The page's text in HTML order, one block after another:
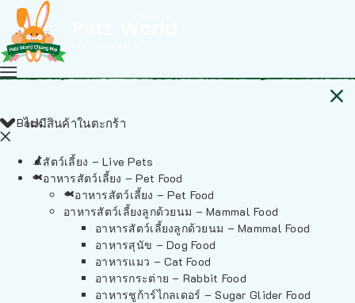
ไม่มีสินค้าในตะกร้า
Back
สัตว์เลี้ยง – Live Pets
อาหารสัตว์เลี้ยง – Pet Food
อาหารสัตว์เลี้ยง – Pet Food
อาหารสัตว์เลี้ยงลูกด้วยนม – Mammal Food
อาหารสัตว์เลี้ยงลูกด้วยนม – Mammal Food
อาหารสุนัข – Dog Food
อาหารแมว – Cat Food
อาหารกระต่าย – Rabbit Food
อาหารชูก้าร์ไกลเดอร์ – Sugar Glider Food